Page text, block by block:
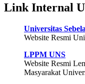
Link Internal
Universitas
Website Resmi
LPPM UNS
Website Resmi
Masyarakat